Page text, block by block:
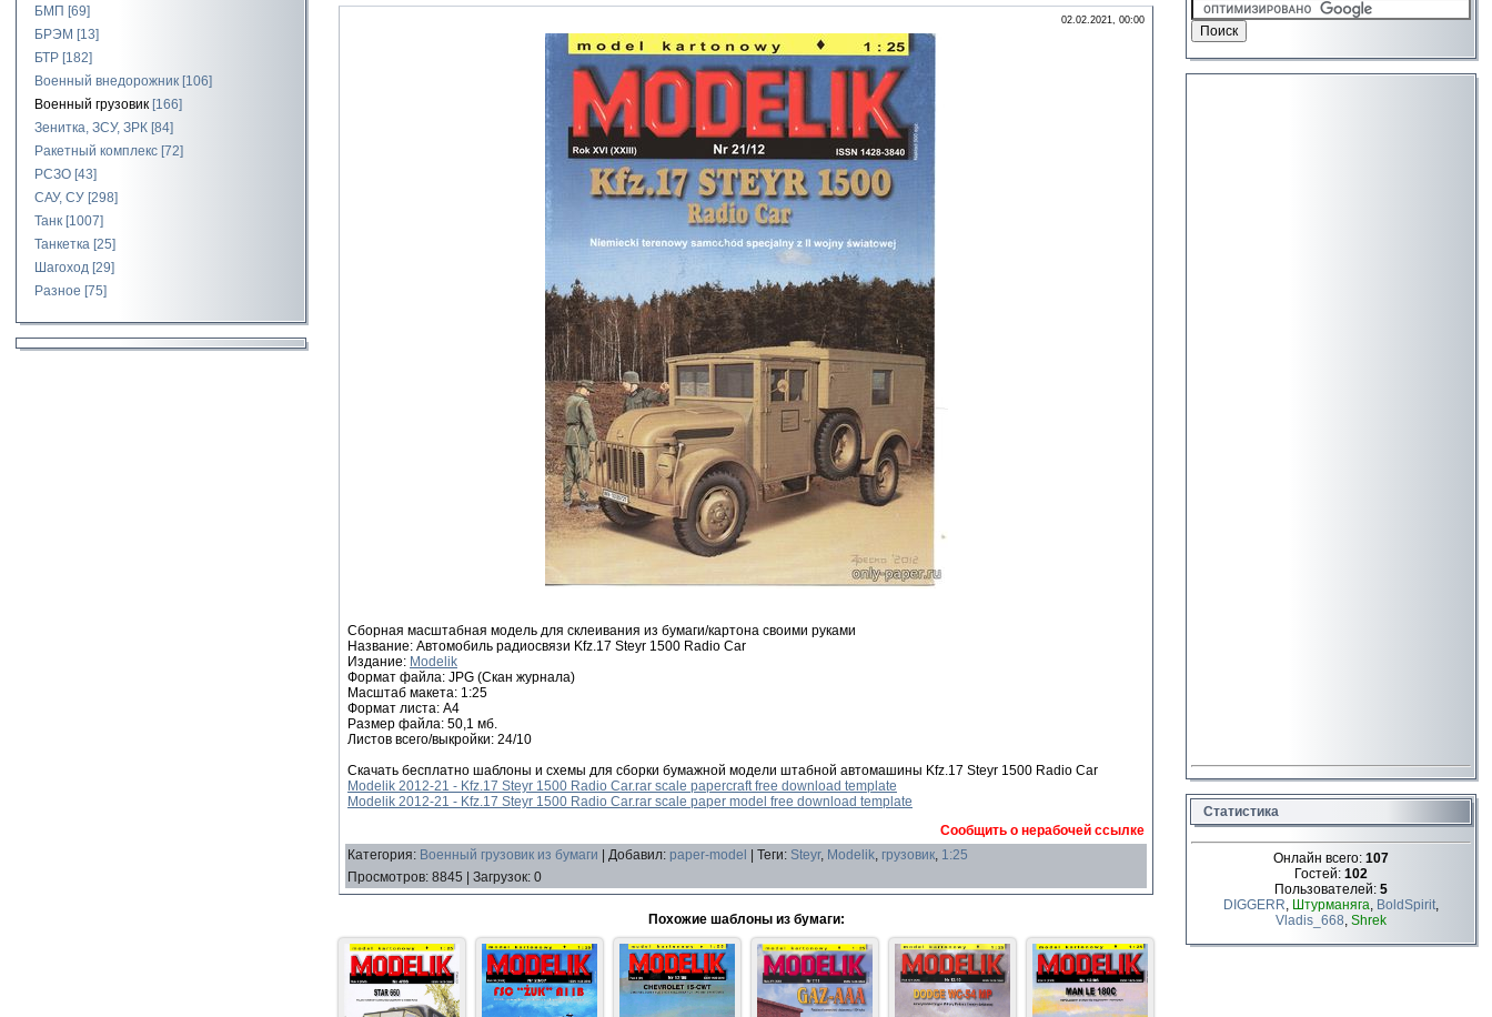
БМП [69]
БРЭМ [13]
БТР [182]
Военный внедорожник [106]
Военный грузовик [166]
Зенитка, ЗСУ, ЗРК [84]
Ракетный комплекс [72]
РСЗО [43]
САУ, СУ [298]
Танк [1007]
Танкетка [25]
Шагоход [29]
Разное [75]
02.02.2021, 00:00
Сборная масштабная модель для склеивания из бумаги/картона своими руками
Название: Автомобиль радиосвязи Kfz.17 Steyr 1500 Radio Car
Издание: Modelik
Формат файла: JPG (Скан журнала)
Масштаб макета: 1:25
Формат листа: А4
Размер файла: 50,1 мб.
Листов всего/выкройки: 24/10
Скачать бесплатно шаблоны и схемы для сборки бумажной модели штабной автомашины Kfz.17 Steyr 1500 Radio Car
Modelik 2012-21 - Kfz.17 Steyr 1500 Radio Car.rar scale papercraft free download template
Modelik 2012-21 - Kfz.17 Steyr 1500 Radio Car.rar scale paper model free download template
Сообщить о нерабочей ссылке
Категория: Военный грузовик из бумаги Добавил: paper-model Теги: Steyr, Modelik, грузовик, 1:25
Просмотров: 8845 Загрузок: 0
Похожие шаблоны из бумаги:
Статистика
Онлайн всего: 107
Гостей: 102
Пользователей: 5
DIGGERR, Штурманяга, BoldSpirit,
Vladis_668, Shrek